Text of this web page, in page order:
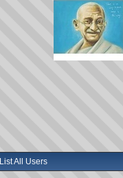
List All Users